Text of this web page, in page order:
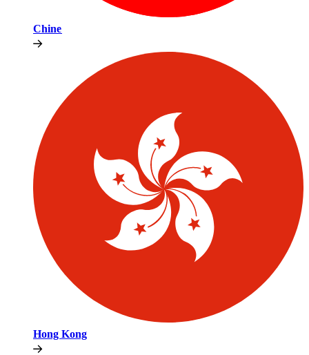
Chine​​
Hong Kong​​